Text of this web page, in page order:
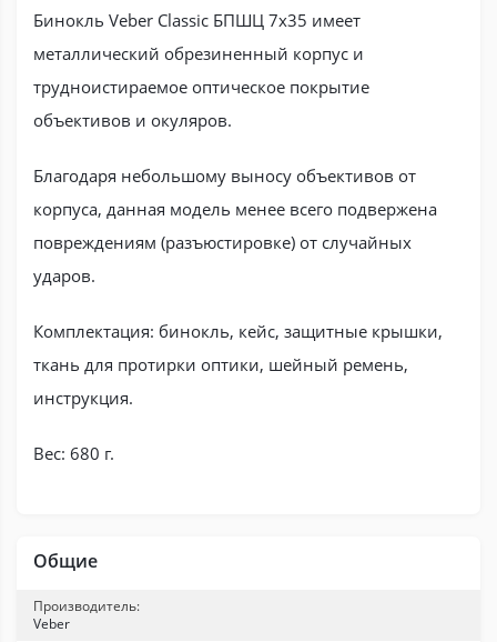
Бинокль Veber Classic БПШЦ 7x35 имеет
металлический обрезиненный корпус и
трудноистираемое оптическое покрытие
объективов и окуляров.
Благодаря небольшому выносу объективов от
корпуса, данная модель менее всего подвержена
повреждениям (разъюстировке) от случайных
ударов.
Комплектация: бинокль, кейс, защитные крышки,
ткань для протирки оптики, шейный ремень,
инструкция.
Вес: 680 г.
Общие
Производитель:
Veber